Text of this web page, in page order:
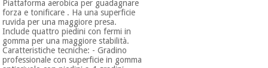
Piattaforma aerobica per guadagnare
forza e tonificare . Ha una superficie
ruvida per una maggiore presa.
Include quattro piedini con fermi in
gomma per una maggiore stabilità.
Caratteristiche tecniche: - Gradino
professionale con superficie in gomma